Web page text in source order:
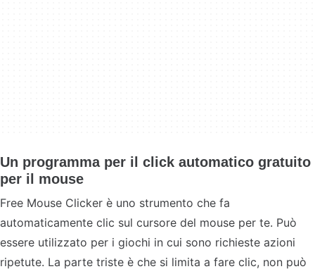
Un programma per il click automatico gratuito
per il mouse
Free Mouse Clicker è uno strumento che fa
automaticamente clic sul cursore del mouse per te. Può
essere utilizzato per i giochi in cui sono richieste azioni
ripetute. La parte triste è che si limita a fare clic, non può